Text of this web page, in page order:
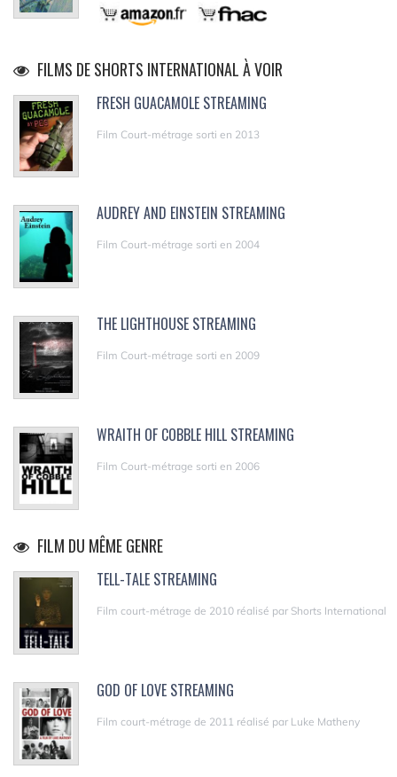
FILMS DE SHORTS INTERNATIONAL À VOIR
FRESH GUACAMOLE STREAMING
Film Court-métrage sorti en 2013
AUDREY AND EINSTEIN STREAMING
Film Court-métrage sorti en 2004
THE LIGHTHOUSE STREAMING
Film Court-métrage sorti en 2009
WRAITH OF COBBLE HILL STREAMING
Film Court-métrage sorti en 2006
FILM DU MÊME GENRE
TELL-TALE STREAMING
Film court-métrage de 2010 réalisé par Shorts International
GOD OF LOVE STREAMING
Film court-métrage de 2011 réalisé par Luke Matheny